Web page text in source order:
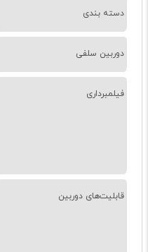
دسته ‌بندی
دوربین سلفی
فیلمبرداری
قابلیت‌های دوربین